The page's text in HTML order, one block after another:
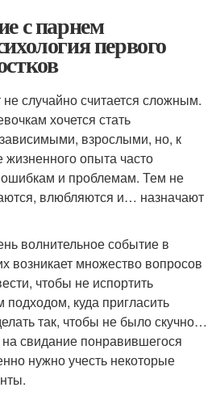
с парнем
первого
случайно считается сложным.
хочется стать
взрослыми, но, к
опыта часто
и проблемам. Тем не
влюбляются и… назначают
волнительное событие в
возникает множество вопросов
чтобы не испортить
куда пригласить
так, чтобы не было скучно…
свидание понравившегося
нужно учесть некоторые